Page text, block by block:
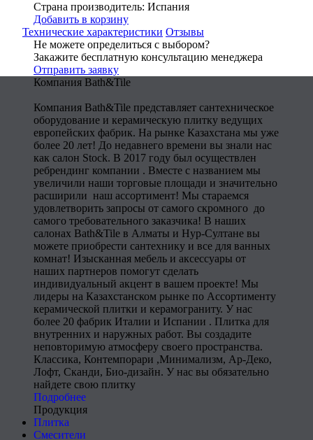
Страна производитель: Испания
Добавить в корзину
Технические характеристики Отзывы
Не можете определиться с выбором?
Закажите бесплатную консультацию менеджера
Отправить заявку
Компания Bath&Tile
Компания Bath&Tile представляет сантехническое
оборудование и керамическую плитку ведущих
европейских фабрик. На рынке Казахстана мы уже
более 20 лет! До недавнего времени вы знали нас
как салон Stock. В 2017 году был осуществлен
ребрендинг компании . Вместе с названием мы
увеличили наши торговые площади и значительно
расширили наш ассортимент! Мы стараемся
удовлетворить запросы от самого скромного до
самого требовательного заказчика! В наших
салонах Bath&Tile в Алматы и Нур-Султане вы
можете приобрести сантехнику и все для ванных
комнат! Изысканная мебель и аксессуары от
наших партнеров помогут сделать
индивидуальный акцент в вашем проекте! Мы
лидеры на Казахстанском рынке по Ассортименту
керамической плитки и керамограниту. У нас
более 20 фабрик Италии и Испании . Плитка для
внутренних и наружных работ. Вы создадите
неповторимую атмосферу своего пространства.
Классика, Контемпорари ,Минимализм, Ар-Деко,
Лофт, Сканди, Био-дизайн. У нас вы обязательно
найдете свою плитку
Подробнее
Продукция
Плитка
Смесители